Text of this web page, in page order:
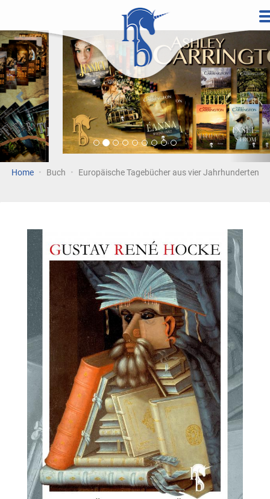
InhaltVorherige
Home Buch Europäische Tagebücher aus vier Jahrhunderten